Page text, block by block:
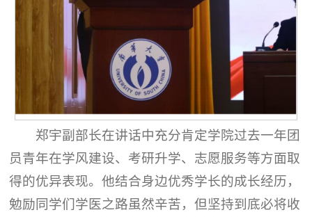
郑宇副部长在讲话中充分肯定学院过去一年团
员青年在学风建设、考研升学、志愿服务等方面取
得的优异表现。他结合身边优秀学长的成长经历，
勉励同学们学医之路虽然辛苦，但坚持到底必将收